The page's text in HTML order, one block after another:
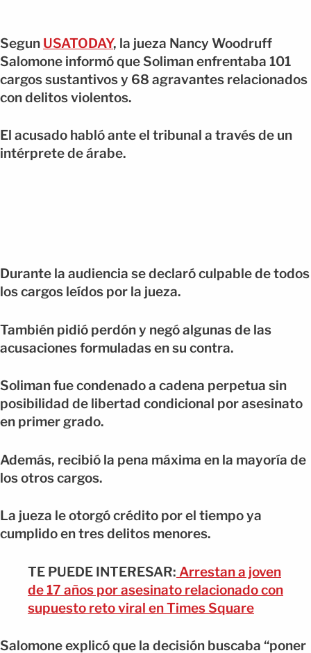
Segun USATODAY, la jueza Nancy Woodruff
Salomone informó que Soliman enfrentaba 101
cargos sustantivos y 68 agravantes relacionados
con delitos violentos.
El acusado habló ante el tribunal a través de un
intérprete de árabe.
Durante la audiencia se declaró culpable de todos
los cargos leídos por la jueza.
También pidió perdón y negó algunas de las
acusaciones formuladas en su contra.
Soliman fue condenado a cadena perpetua sin
posibilidad de libertad condicional por asesinato
en primer grado.
Además, recibió la pena máxima en la mayoría de
los otros cargos.
La jueza le otorgó crédito por el tiempo ya
cumplido en tres delitos menores.
TE PUEDE INTERESAR: Arrestan a joven
de 17 años por asesinato relacionado con
supuesto reto viral en Times Square
Salomone explicó que la decisión buscaba “poner